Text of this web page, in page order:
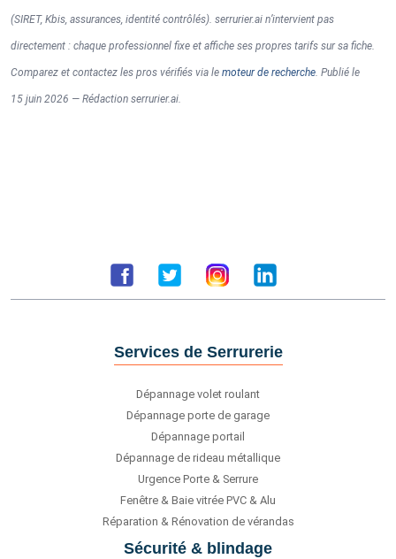
(SIRET, Kbis, assurances, identité contrôlés). serrurier.ai n’intervient pas
directement : chaque professionnel fixe et affiche ses propres tarifs sur sa fiche.
Comparez et contactez les pros vérifiés via le moteur de recherche. Publié le
15 juin 2026 — Rédaction serrurier.ai.
Services de Serrurerie
Dépannage volet roulant
Dépannage porte de garage
Dépannage portail
Dépannage de rideau métallique
Urgence Porte & Serrure
Fenêtre & Baie vitrée PVC & Alu
Réparation & Rénovation de vérandas
Sécurité & blindage